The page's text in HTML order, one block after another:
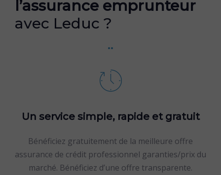
l’assurance emprunteur
avec Leduc ?
..
Un service simple, rapide et gratuit
Bénéficiez gratuitement de la meilleure offre
assurance de crédit professionnel garanties/prix du
marché. Bénéficiez d’une offre transparente.